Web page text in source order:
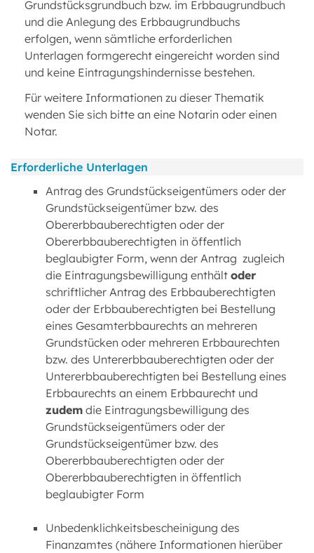
Grundstücksgrundbuch bzw. im Erbbaugrundbuch
und die Anlegung des Erbbaugrundbuchs
erfolgen, wenn sämtliche erforderlichen
Unterlagen formgerecht eingereicht worden sind
und keine Eintragungshindernisse bestehen.
Für weitere Informationen zu dieser Thematik
wenden Sie sich bitte an eine Notarin oder einen
Notar.
Erforderliche Unterlagen
Antrag des Grundstückseigentümers oder der
Grundstückseigentümer bzw. des
Obererbbauberechtigten oder der
Obererbbauberechtigten in öffentlich
beglaubigter Form, wenn der Antrag zugleich
die Eintragungsbewilligung enthält oder
schriftlicher Antrag des Erbbauberechtigten
oder der Erbbauberechtigten bei Bestellung
eines Gesamterbbaurechts an mehreren
Grundstücken oder mehreren Erbbaurechten
bzw. des Untererbbauberechtigten oder der
Untererbbauberechtigten bei Bestellung eines
Erbbaurechts an einem Erbbaurecht und
zudem die Eintragungsbewilligung des
Grundstückseigentümers oder der
Grundstückseigentümer bzw. des
Obererbbauberechtigten oder der
Obererbbauberechtigten in öffentlich
beglaubigter Form
Unbedenklichkeitsbescheinigung des
Finanzamtes (nähere Informationen hierüber